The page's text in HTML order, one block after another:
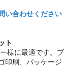
い合わせください
ト
様に最適です。ブ
印刷、パッケージ